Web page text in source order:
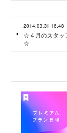
2014.03.31 16:48
☆４月のスタッ
☆